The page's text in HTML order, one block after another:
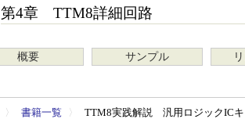
第4章 TTM8詳細回路
概要 サンプル
〉 書籍一覧 〉 TTM8実践解説 汎用ロジックICキ